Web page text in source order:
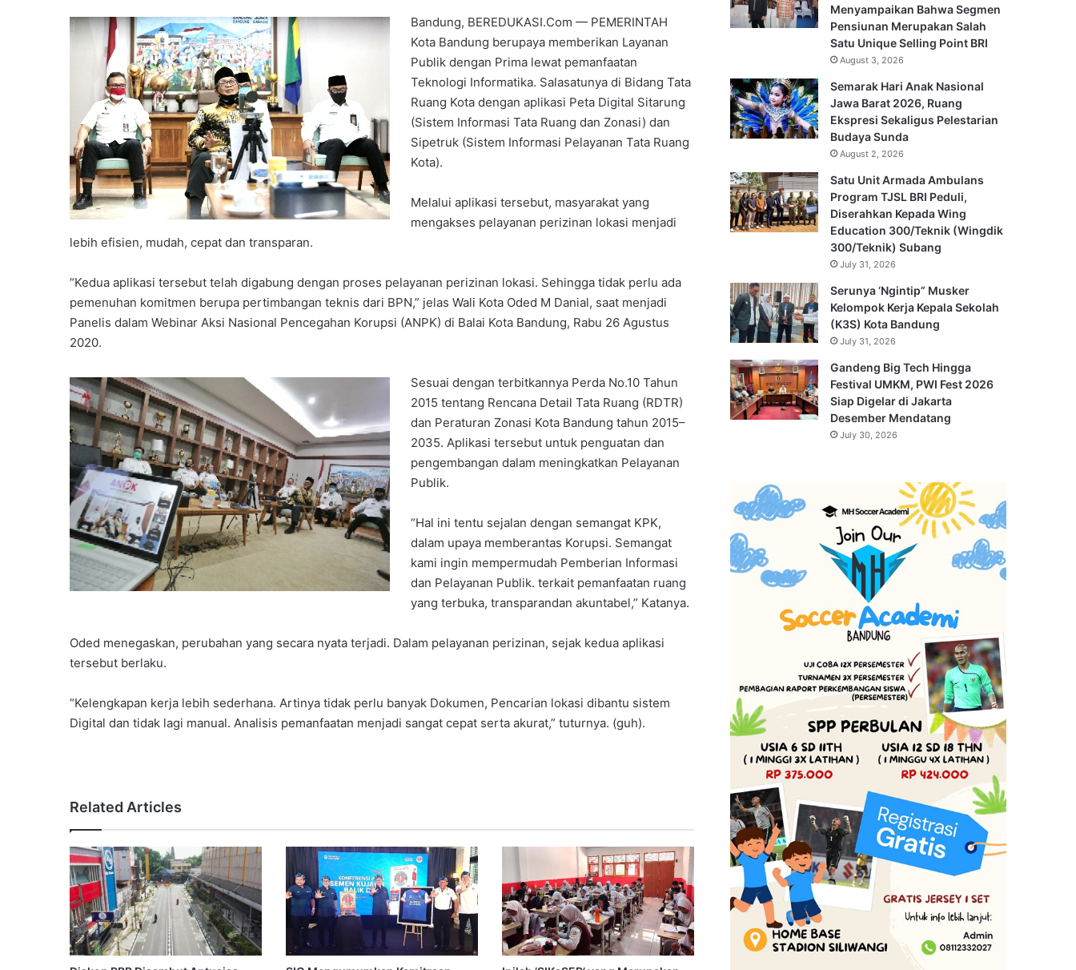
Bandung, BEREDUKASI.Com — PEMERINTAH
Kota Bandung berupaya memberikan Layanan
Publik dengan Prima lewat pemanfaatan
Teknologi Informatika. Salasatunya di Bidang Tata
Ruang Kota dengan aplikasi Peta Digital Sitarung
(Sistem Informasi Tata Ruang dan Zonasi) dan
Sipetruk (Sistem Informasi Pelayanan Tata Ruang
Kota).
Melalui aplikasi tersebut, masyarakat yang
mengakses pelayanan perizinan lokasi menjadi
lebih efisien, mudah, cepat dan transparan.
“Kedua aplikasi tersebut telah digabung dengan proses pelayanan perizinan lokasi. Sehingga tidak perlu ada
pemenuhan komitmen berupa pertimbangan teknis dari BPN,” jelas Wali Kota Oded M Danial, saat menjadi
Panelis dalam Webinar Aksi Nasional Pencegahan Korupsi (ANPK) di Balai Kota Bandung, Rabu 26 Agustus
2020.
Sesuai dengan terbitkannya Perda No.10 Tahun
2015 tentang Rencana Detail Tata Ruang (RDTR)
dan Peraturan Zonasi Kota Bandung tahun 2015–
2035. Aplikasi tersebut untuk penguatan dan
pengembangan dalam meningkatkan Pelayanan
Publik.
“Hal ini tentu sejalan dengan semangat KPK,
dalam upaya memberantas Korupsi. Semangat
kami ingin mempermudah Pemberian Informasi
dan Pelayanan Publik. terkait pemanfaatan ruang
yang terbuka, transparandan akuntabel,” Katanya.
Oded menegaskan, perubahan yang secara nyata terjadi. Dalam pelayanan perizinan, sejak kedua aplikasi
tersebut berlaku.
“Kelengkapan kerja lebih sederhana. Artinya tidak perlu banyak Dokumen, Pencarian lokasi dibantu sistem
Digital dan tidak lagi manual. Analisis pemanfaatan menjadi sangat cepat serta akurat,” tuturnya. (guh).
Related Articles
Menyampaikan Bahwa Segmen
Pensiunan Merupakan Salah
Satu Unique Selling Point BRI
August 3, 2026
Semarak Hari Anak Nasional
Jawa Barat 2026, Ruang
Ekspresi Sekaligus Pelestarian
Budaya Sunda
August 2, 2026
Satu Unit Armada Ambulans
Program TJSL BRI Peduli,
Diserahkan Kepada Wing
Education 300/Teknik (Wingdik
300/Teknik) Subang
July 31, 2026
Serunya ‘Ngintip” Musker
Kelompok Kerja Kepala Sekolah
(K3S) Kota Bandung
July 31, 2026
Gandeng Big Tech Hingga
Festival UMKM, PWI Fest 2026
Siap Digelar di Jakarta
Desember Mendatang
July 30, 2026